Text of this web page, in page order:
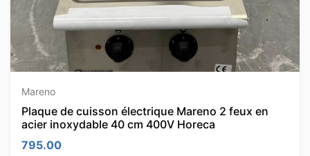
Mareno
Plaque de cuisson électrique Mareno 2 feux en
acier inoxydable 40 cm 400V Horeca
795.00